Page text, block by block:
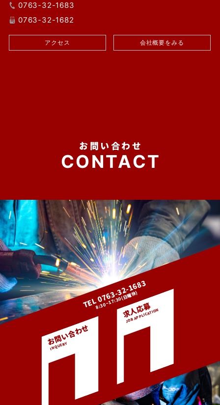
0763-32-1683
0763-32-1682
アクセス 会社概要をみる
お問い合わせ
TEL 0763-32-1683
8:30~17:30(日曜休)
お問い合わせ
求人応募